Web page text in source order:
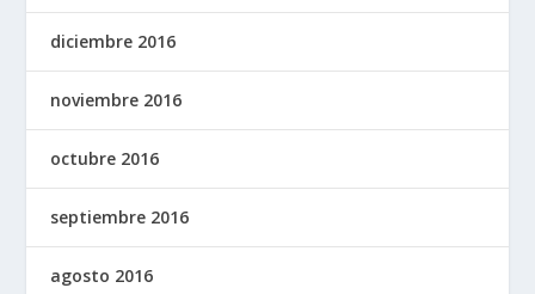
diciembre 2016
noviembre 2016
octubre 2016
septiembre 2016
agosto 2016